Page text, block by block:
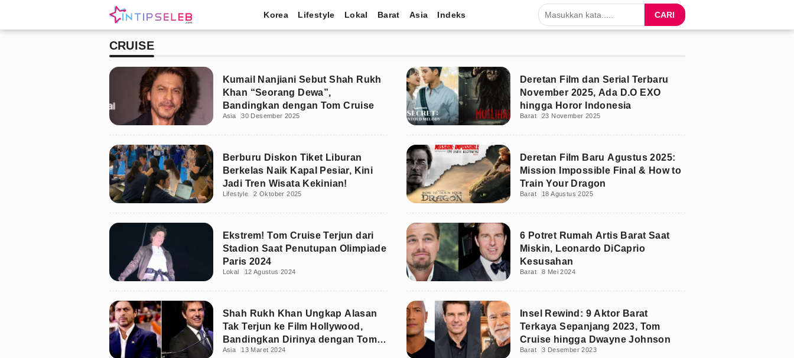
Korea Lifestyle Lokal Barat Asia Indeks CARI
CRUISE
Kumail Nanjiani Sebut Shah Rukh
Khan “Seorang Dewa”,
Bandingkan dengan Tom Cruise
Asia 30 Desember 2025
Deretan Film dan Serial Terbaru
November 2025, Ada D.O EXO
hingga Horor Indonesia
Barat 23 November 2025
Berburu Diskon Tiket Liburan
Berkelas Naik Kapal Pesiar, Kini
Jadi Tren Wisata Kekinian!
Lifestyle 2 Oktober 2025
Deretan Film Baru Agustus 2025:
Mission Impossible Final & How to
Train Your Dragon
Barat 18 Agustus 2025
Ekstrem! Tom Cruise Terjun dari
Stadion Saat Penutupan Olimpiade
Paris 2024
Lokal 12 Agustus 2024
6 Potret Rumah Artis Barat Saat
Miskin, Leonardo DiCaprio
Kesusahan
Barat 8 Mei 2024
Shah Rukh Khan Ungkap Alasan
Tak Terjun ke Film Hollywood,
Bandingkan Dirinya dengan Tom
Cruise
Asia 13 Maret 2024
Insel Rewind: 9 Aktor Barat
Terkaya Sepanjang 2023, Tom
Cruise hingga Dwayne Johnson
Barat 3 Desember 2023